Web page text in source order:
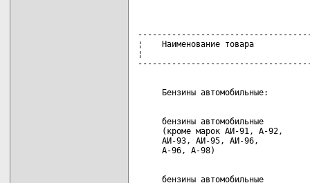
¦    Наименование товара
¦
бензины автомобильные
     (кроме марок АИ-91, А-92,
     АИ-93, АИ-95, АИ-96,
     бензины автомобильные